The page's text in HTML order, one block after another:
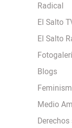
Radical
El Salto
El Salto
Blogs
Medio